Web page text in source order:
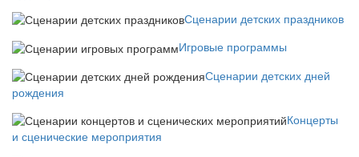
Сценарии детских праздников
Игровые программы
Сценарии детских дней
рождения
Концерты
и сценические мероприятия